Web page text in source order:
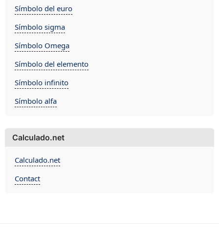
Símbolo del euro
Símbolo sigma
Símbolo Omega
Símbolo del elemento
Símbolo infinito
Símbolo alfa
Calculado.net
Calculado.net
Contact